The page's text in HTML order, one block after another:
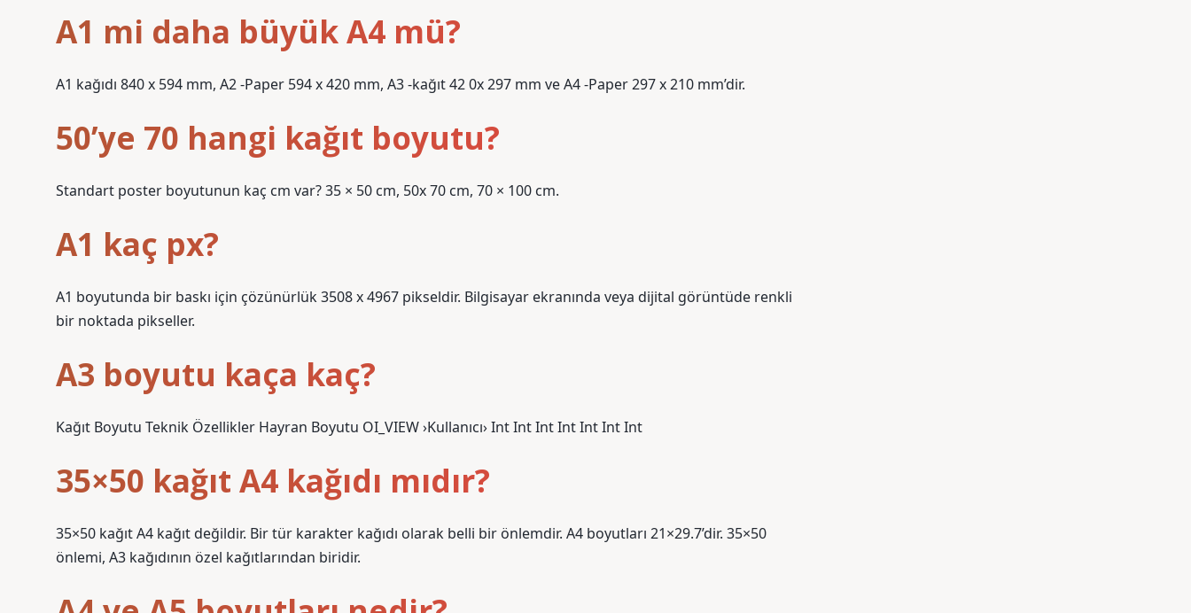
A1 mi daha büyük A4 mü?
A1 kağıdı 840 x 594 mm, A2 -Paper 594 x 420 mm, A3 -kağıt 42 0x 297 mm ve A4 -Paper 297 x 210 mm’dir.
50’ye 70 hangi kağıt boyutu?
Standart poster boyutunun kaç cm var? 35 × 50 cm, 50x 70 cm, 70 × 100 cm.
A1 kaç px?
A1 boyutunda bir baskı için çözünürlük 3508 x 4967 pikseldir. Bilgisayar ekranında veya dijital görüntüde renkli
bir noktada pikseller.
A3 boyutu kaça kaç?
Kağıt Boyutu Teknik Özellikler Hayran Boyutu OI_VIEW ›Kullanıcı› Int Int Int Int Int Int Int
35×50 kağıt A4 kağıdı mıdır?
35×50 kağıt A4 kağıt değildir. Bir tür karakter kağıdı olarak belli bir önlemdir. A4 boyutları 21×29.7’dir. 35×50
önlemi, A3 kağıdının özel kağıtlarından biridir.